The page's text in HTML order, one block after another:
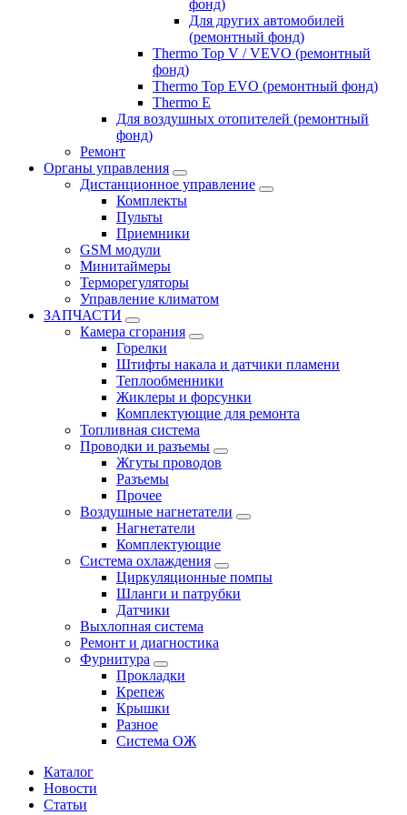
фонд)
Для других автомобилей
(ремонтный фонд)
Thermo Top V / VEVO (ремонтный
фонд)
Thermo Top EVO (ремонтный фонд)
Thermo E
Для воздушных отопителей (ремонтный
фонд)
Ремонт
Органы управления
Дистанционное управление
Комплекты
Пульты
Приемники
GSM модули
Минитаймеры
Терморегуляторы
Управление климатом
ЗАПЧАСТИ
Камера сгорания
Горелки
Штифты накала и датчики пламени
Теплообменники
Жиклеры и форсунки
Комплектующие для ремонта
Топливная система
Проводки и разъемы
Жгуты проводов
Разъемы
Прочее
Воздушные нагнетатели
Нагнетатели
Комплектующие
Система охлаждения
Циркуляционные помпы
Шланги и патрубки
Датчики
Выхлопная система
Ремонт и диагностика
Фурнитура
Прокладки
Крепеж
Крышки
Разное
Система ОЖ
Каталог
Новости
Статьи